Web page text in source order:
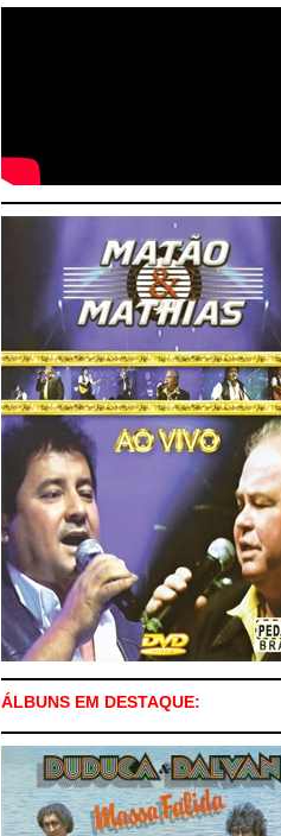
ÁLBUNS EM DESTAQUE: